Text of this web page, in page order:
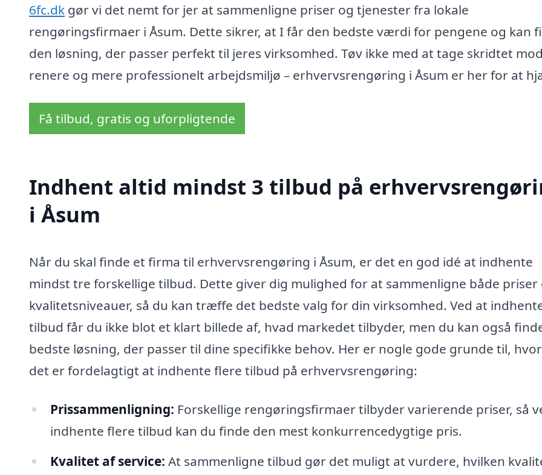
6fc.dk gør vi det nemt for jer at sammenligne priser og tjenester fra lokale
rengøringsfirmaer i Åsum. Dette sikrer, at I får den bedste værdi for pengene og kan
den løsning, der passer perfekt til jeres virksomhed. Tøv ikke med at tage skridtet
renere og mere professionelt arbejdsmiljø – erhvervsrengøring i Åsum er her for at
Få tilbud, gratis og uforpligtende
Indhent altid mindst 3 tilbud på
i Åsum
Når du skal finde et firma til erhvervsrengøring i Åsum, er det en god idé at indhente
mindst tre forskellige tilbud. Dette giver dig mulighed for at sammenligne både priser
kvalitetsniveauer, så du kan træffe det bedste valg for din virksomhed. Ved at
tilbud får du ikke blot et klart billede af, hvad markedet tilbyder, men du kan også
bedste løsning, der passer til dine specifikke behov. Her er nogle gode grunde til,
det er fordelagtigt at indhente flere tilbud på erhvervsrengøring:
Prissammenligning: Forskellige rengøringsfirmaer tilbyder varierende priser, så
indhente flere tilbud kan du finde den mest konkurrencedygtige pris.
Kvalitet af service: At sammenligne tilbud gør det muligt at vurdere, hvilken